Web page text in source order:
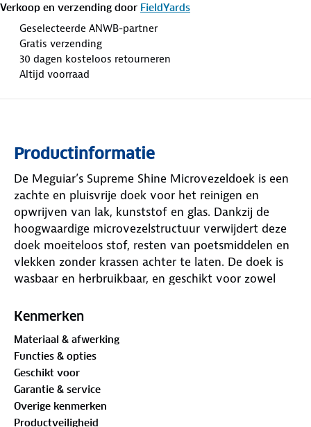
Verkoop en verzending door FieldYards
Geselecteerde ANWB-partner
Gratis verzending
30 dagen kosteloos retourneren
Altijd voorraad
Productinformatie
De Meguiar’s Supreme Shine Microvezeldoek is een
zachte en pluisvrije doek voor het reinigen en
opwrijven van lak, kunststof en glas. Dankzij de
hoogwaardige microvezelstructuur verwijdert deze
doek moeiteloos stof, resten van poetsmiddelen en
vlekken zonder krassen achter te laten. De doek is
wasbaar en herbruikbaar, en geschikt voor zowel
Kenmerken
Materiaal & afwerking
Functies & opties
Geschikt voor
Garantie & service
Overige kenmerken
Productveiligheid